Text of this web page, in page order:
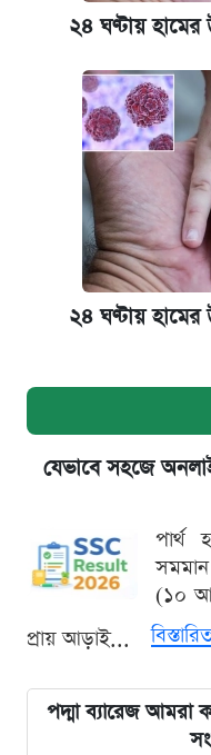
২৪ ঘণ্টায়
২৪ ঘণ্টায়
যেভাবে সহজে
(১০
প্রায় আড়াই...
পদ্মা ব্যারেজ আমরা